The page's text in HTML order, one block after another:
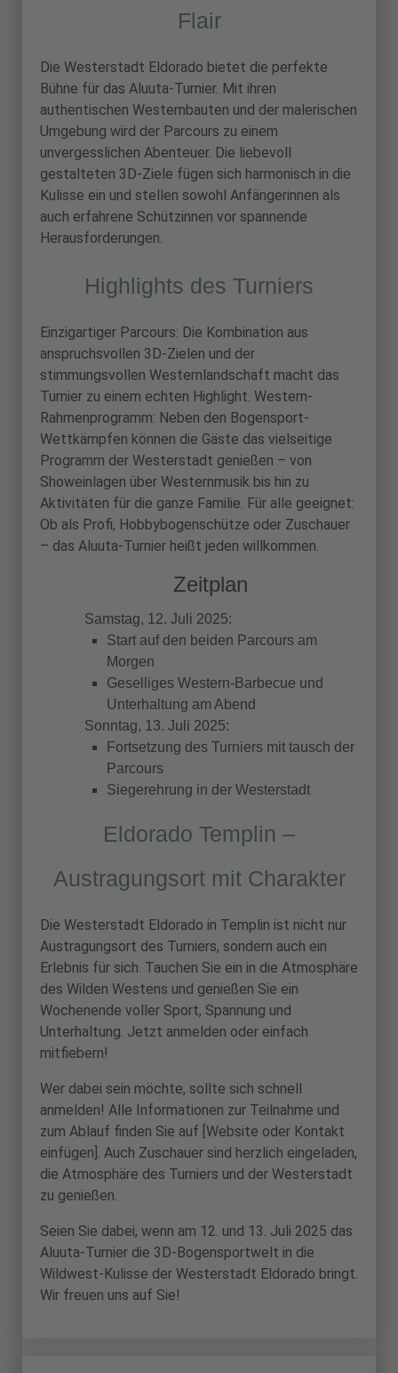
Flair
Die Westerstadt Eldorado bietet die perfekte
Bühne für das Aluuta-Turnier. Mit ihren
authentischen Westernbauten und der malerischen
Umgebung wird der Parcours zu einem
unvergesslichen Abenteuer. Die liebevoll
gestalteten 3D-Ziele fügen sich harmonisch in die
Kulisse ein und stellen sowohl Anfängerinnen als
auch erfahrene Schützinnen vor spannende
Herausforderungen.
Highlights des Turniers
Einzigartiger Parcours: Die Kombination aus
anspruchsvollen 3D-Zielen und der
stimmungsvollen Westernlandschaft macht das
Turnier zu einem echten Highlight. Western-
Rahmenprogramm: Neben den Bogensport-
Wettkämpfen können die Gäste das vielseitige
Programm der Westerstadt genießen – von
Showeinlagen über Westernmusik bis hin zu
Aktivitäten für die ganze Familie. Für alle geeignet:
Ob als Profi, Hobbybogenschütze oder Zuschauer
– das Aluuta-Turnier heißt jeden willkommen.
Zeitplan
Samstag, 12. Juli 2025:
Start auf den beiden Parcours am
Morgen
Geselliges Western-Barbecue und
Unterhaltung am Abend
Sonntag, 13. Juli 2025:
Fortsetzung des Turniers mit tausch der
Parcours
Siegerehrung in der Westerstadt
Eldorado Templin –
Austragungsort mit Charakter
Die Westerstadt Eldorado in Templin ist nicht nur
Austragungsort des Turniers, sondern auch ein
Erlebnis für sich. Tauchen Sie ein in die Atmosphäre
des Wilden Westens und genießen Sie ein
Wochenende voller Sport, Spannung und
Unterhaltung. Jetzt anmelden oder einfach
mitfiebern!
Wer dabei sein möchte, sollte sich schnell
anmelden! Alle Informationen zur Teilnahme und
zum Ablauf finden Sie auf [Website oder Kontakt
einfügen]. Auch Zuschauer sind herzlich eingeladen,
die Atmosphäre des Turniers und der Westerstadt
zu genießen.
Seien Sie dabei, wenn am 12. und 13. Juli 2025 das
Aluuta-Turnier die 3D-Bogensportwelt in die
Wildwest-Kulisse der Westerstadt Eldorado bringt.
Wir freuen uns auf Sie!